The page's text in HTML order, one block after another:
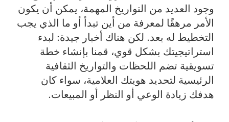
وجود العديد من التواريخ المهمة، يمكن أن يكون
الأمر مرهقًا لمعرفة من أين تبدأ أو ما الذي يجب
التخطيط له بعد. لكن هناك أخبار جيدة: لبدء
استراتيجيتك بشكل قوي، قمنا بإنشاء خطة
تسويقية تضم اللحظات والتواريخ الثقافية
الرئيسية لتحديد هويتك العلامية، سواء كان
هدفك زيادة الوعي أو النظر أو المبيعات.